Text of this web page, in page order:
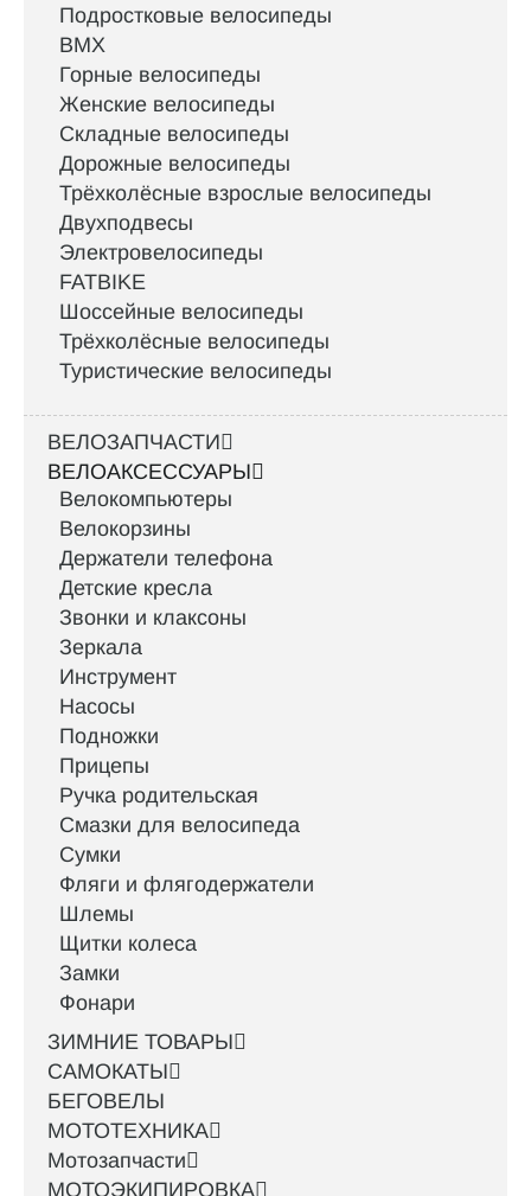
Подростковые велосипеды
BMX
Горные велосипеды
Женские велосипеды
Складные велосипеды
Дорожные велосипеды
Трёхколёсные взрослые велосипеды
Двухподвесы
Электровелосипеды
FATBIKE
Шоссейные велосипеды
Трёхколёсные велосипеды
Туристические велосипеды
ВЕЛОЗАПЧАСТИ
ВЕЛОАКСЕССУАРЫ
Велокомпьютеры
Велокорзины
Держатели телефона
Детские кресла
Звонки и клаксоны
Зеркала
Инструмент
Насосы
Подножки
Прицепы
Ручка родительская
Смазки для велосипеда
Сумки
Фляги и флягодержатели
Шлемы
Щитки колеса
Замки
Фонари
ЗИМНИЕ ТОВАРЫ
САМОКАТЫ
БЕГОВЕЛЫ
МОТОТЕХНИКА
Мотозапчасти
МОТОЭКИПИРОВКА